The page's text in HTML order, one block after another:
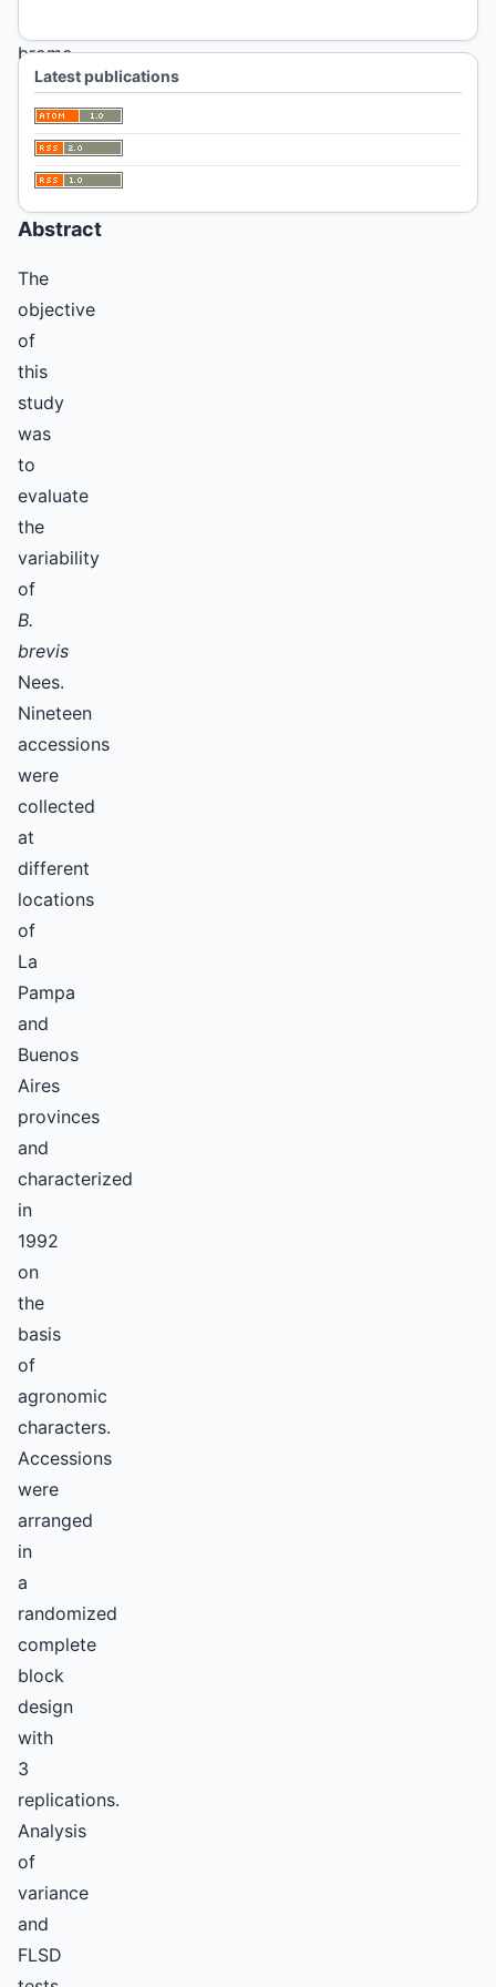
"pampeana"
brome
grass,
agronomic
characters
variability,
Abstract
The
objective
of
this
study
was
to
evaluate
the
variability
of
B.
brevis
Nees.
Nineteen
accessions
were
collected
at
different
locations
of
La
Pampa
and
Buenos
Aires
provinces
and
characterized
in
1992
on
the
basis
of
agronomic
characters.
Accessions
were
arranged
in
a
randomized
complete
block
design
with
3
replications.
Analysis
of
variance
and
FLSD
Latest publications